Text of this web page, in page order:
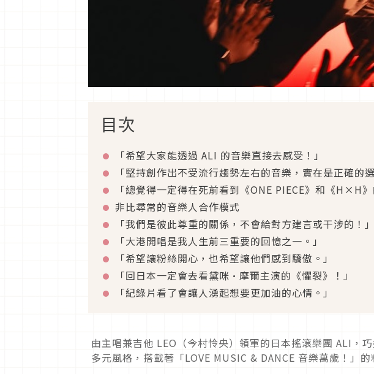
目次
「希望大家能透過 ALI 的音樂直接去感受！」
「堅持創作出不受流行趨勢左右的音樂，實在是正確的選
「總覺得一定得在死前看到《ONE PIECE》和《H×H》
非比尋常的音樂人合作模式
「我們是彼此尊重的關係，不會給對方建言或干涉的！」
「大港開唱是我人生前三重要的回憶之一。」
「希望讓粉絲開心，也希望讓他們感到驕傲。」
「回日本一定會去看黛咪·摩爾主演的《懼裂》！」
「紀錄片看了會讓人湧起想要更加油的心情。」
由主唱兼吉他 LEO（今村怜央）領軍的日本搖滾樂團 ALI，
多元風格，搭載著「LOVE MUSIC & DANCE 音樂萬歲！」